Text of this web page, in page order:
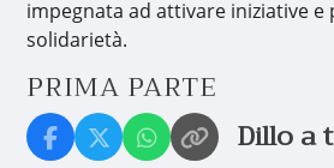
impegnata ad attivare iniziative e
solidarietà.
PRIMA PARTE
Dillo a